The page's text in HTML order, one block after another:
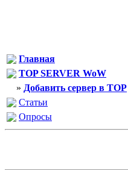
Главная
TOP SERVER WoW
» Добавить сервер в TOP
Статьи
Опросы